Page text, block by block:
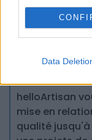
Data
Vous
helloArtisan
mise en
qualité jusqu'à